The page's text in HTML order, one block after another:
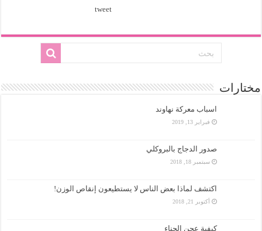
tweet
مختارات
اسباب معركة نهاوند
فبراير 13, 2019
صدور الدجاج بالبروكلي
سبتمبر 18, 2018
اكتشف لماذا بعض الناس لا يستطيعون إنقاص الوزن!
أكتوبر 21, 2018
كيفية عجن الحناء